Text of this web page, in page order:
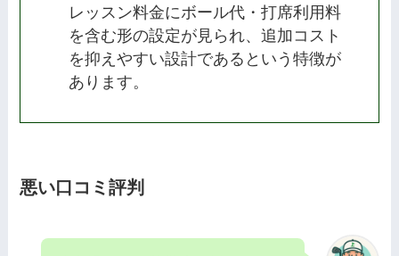
レッスン料金にボール代・打席利用料
を含む形の設定が見られ、追加コスト
を抑えやすい設計であるという特徴が
あります。
悪い口コミ評判